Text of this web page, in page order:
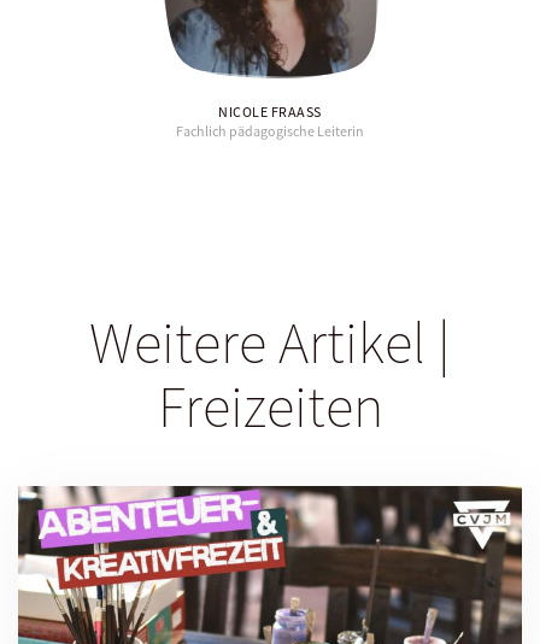
NICOLE FRAASS
Fachlich pädagogische Leiterin
Weitere Artikel |
Freizeiten